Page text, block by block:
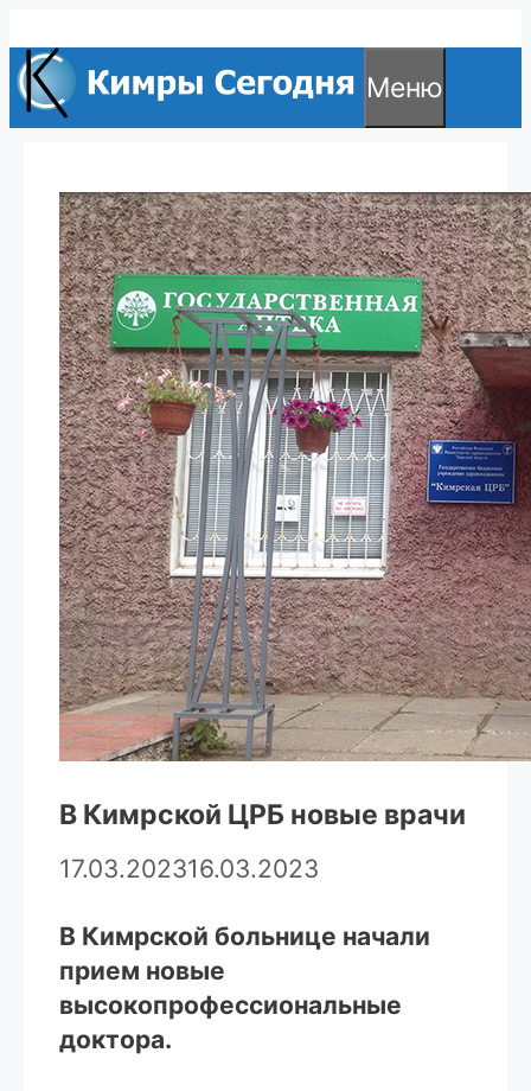
к
содержимому
Меню
В Кимрской ЦРБ новые врачи
17.03.202316.03.2023
В Кимрской больнице начали
прием новые
высокопрофессиональные
доктора.